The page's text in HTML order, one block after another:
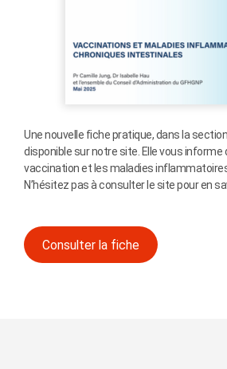
Une nouvelle fiche pratique, dans la
disponible sur notre site. Elle vous informe
vaccination et les maladies
N’hésitez pas à consulter le site pour en
Consulter la fiche